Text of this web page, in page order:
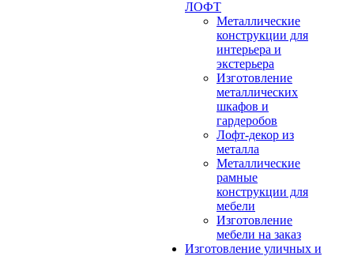
ЛОФТ
Металлические
конструкции для
интерьера и
экстерьера
Изготовление
металлических
шкафов и
гардеробов
Лофт-декор из
металла
Металлические
рамные
конструкции для
мебели
Изготовление
мебели на заказ
Изготовление уличных и